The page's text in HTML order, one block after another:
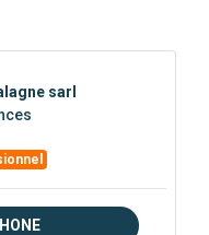
sarl